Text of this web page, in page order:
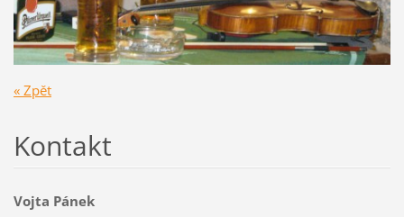
« Zpět
Kontakt
Vojta Pánek